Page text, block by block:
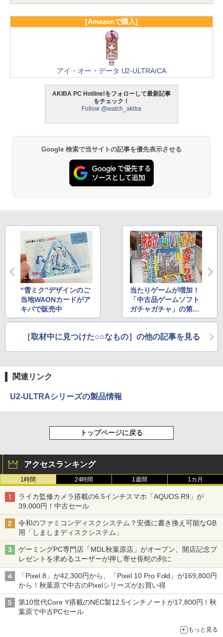
[Amazonで購入]
アイ・オー・データ U2-ULTRA/CA
AKIBA PC Hotline!をフォローして最新記事
をチェック！
Follow @watch_akiba
Google 検索で当サイトの記事を優先表示させる
“雪ミク”デザインのご
当地WAONカードがア
キバで販売中
当たりゲームが増加！
「中古品ゲームソフト
ガチャガチャ」の第2
弾が実施中
［取材中に見つけた○○なもの］の他の記事を見る
関連リンク
U2-ULTRAシリーズの製品情報
トップページに戻る
アクセスランキング
1時間 24時間 1週間 1カ月
ライカ監修カメラ搭載の6.5インチスマホ「AQUOS R9」が
39,000円！中古セール
令和のファミコンディスクシステム？安価に書き換え可能なGB
用「しましまディスクシステム」
ゲーミングPC専門店「MDL秋葉原店」がオープン、開店記念プ
レゼントを求めるユーザーが押し寄せ長蛇の列に
「Pixel 8」が42,300円から、「Pixel 10 Pro Fold」が169,800円
から！秋葉原で中古のPixelシリーズがお買い得
第10世代Core Y搭載のNEC製12.5インチノートが17,800円！秋
葉原で中古PCセール
もっと見る